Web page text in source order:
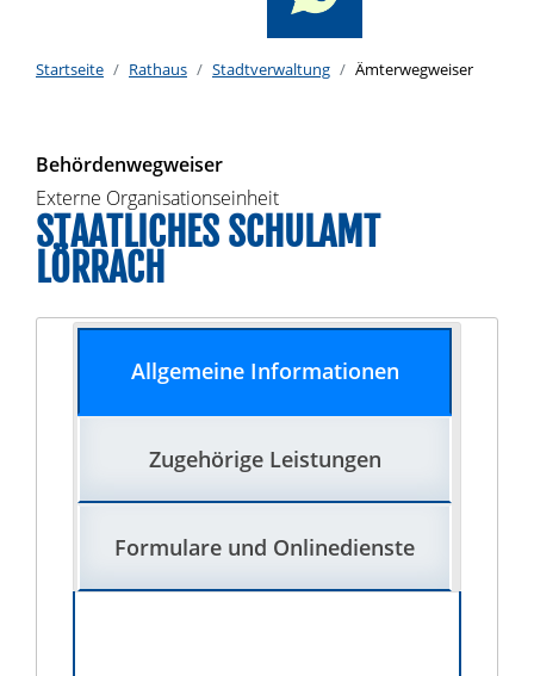
Startseite Rathaus Stadtverwaltung Ämterwegweiser
Behördenwegweiser
Externe Organisationseinheit
STAATLICHES SCHULAMT
LÖRRACH
Allgemeine Informationen
Zugehörige Leistungen
Formulare und Onlinedienste